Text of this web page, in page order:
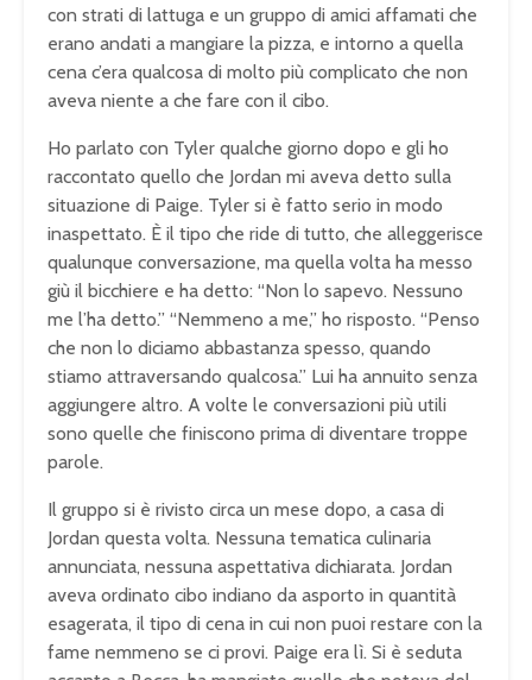
con strati di lattuga e un gruppo di amici affamati che
erano andati a mangiare la pizza, e intorno a quella
cena c’era qualcosa di molto più complicato che non
aveva niente a che fare con il cibo.
Ho parlato con Tyler qualche giorno dopo e gli ho
raccontato quello che Jordan mi aveva detto sulla
situazione di Paige. Tyler si è fatto serio in modo
inaspettato. È il tipo che ride di tutto, che alleggerisce
qualunque conversazione, ma quella volta ha messo
giù il bicchiere e ha detto: “Non lo sapevo. Nessuno
me l’ha detto.” “Nemmeno a me,” ho risposto. “Penso
che non lo diciamo abbastanza spesso, quando
stiamo attraversando qualcosa.” Lui ha annuito senza
aggiungere altro. A volte le conversazioni più utili
sono quelle che finiscono prima di diventare troppe
parole.
Il gruppo si è rivisto circa un mese dopo, a casa di
Jordan questa volta. Nessuna tematica culinaria
annunciata, nessuna aspettativa dichiarata. Jordan
aveva ordinato cibo indiano da asporto in quantità
esagerata, il tipo di cena in cui non puoi restare con la
fame nemmeno se ci provi. Paige era lì. Si è seduta